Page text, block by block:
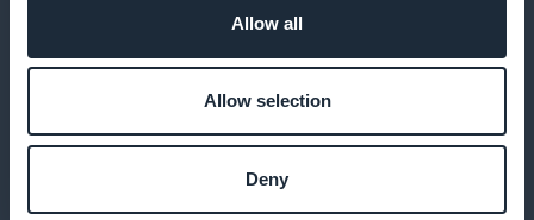
Allow all
Allow selection
Deny
Zum späteren Lesen gespeicherte Artikel
Leser speichern Ihre Wirtschaftsanalysen und finden